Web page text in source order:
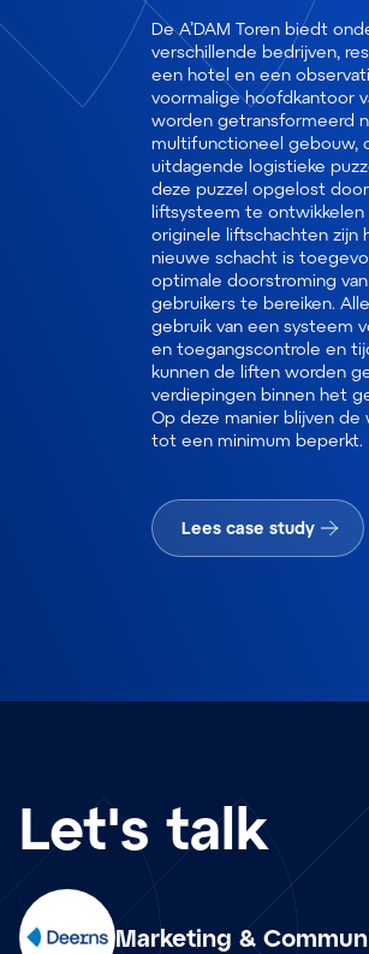
De A’DAM Toren biedt
verschillende bedrijven,
een hotel en een
voormalige hoofdkantoor
worden getransformeerd
multifunctioneel gebouw,
uitdagende logistieke
deze puzzel opgelost
liftsysteem te ontwikkelen
originele liftschachten zijn
nieuwe schacht is
optimale doorstroming
gebruikers te bereiken.
gebruik van een systeem
en toegangscontrole en
kunnen de liften worden
verdiepingen binnen het
Op deze manier blijven de
tot een minimum beperkt.
Lees case study
Let's talk
Marketing &
nl